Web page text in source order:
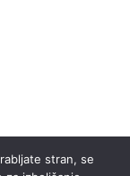
stran, se